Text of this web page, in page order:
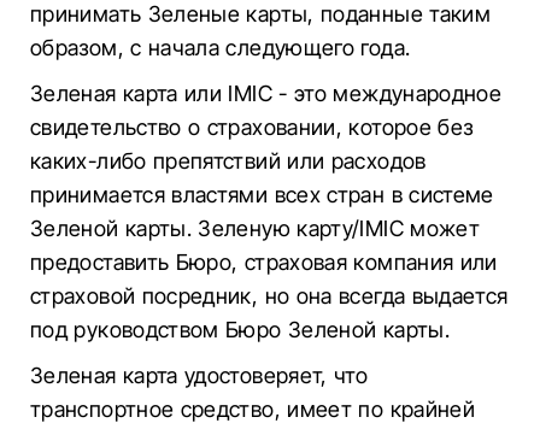
принимать Зеленые карты, поданные таким
образом, с начала следующего года.
Зеленая карта или IMIC - это международное
свидетельство о страховании, которое без
каких-либо препятствий или расходов
принимается властями всех стран в системе
Зеленой карты. Зеленую карту/IMIC может
предоставить Бюро, страховая компания или
страховой посредник, но она всегда выдается
под руководством Бюро Зеленой карты.
Зеленая карта удостоверяет, что
транспортное средство, имеет по крайней